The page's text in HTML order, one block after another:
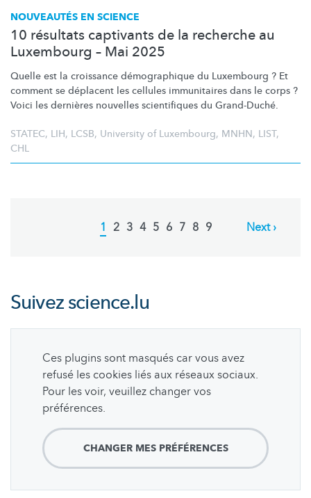
NOUVEAUTÉS EN SCIENCE
10 résultats captivants de la recherche au
Luxembourg – Mai 2025
Quelle est la croissance démographique du Luxembourg ? Et
comment se déplacent les cellules immunitaires dans le corps ?
Voici les dernières nouvelles scientifiques du Grand-Duché.
STATEC, LIH, LCSB, University of Luxembourg, MNHN, LIST,
CHL
Current
1 Page
2 Page
3 Page
4 Page
5 Page
6 Page
7 Page
8 Page
9
Next
Next ›
Suivezscience.lu
Ces plugins sont masqués car vous avez
refusé les cookies liés aux réseaux sociaux.
Pour les voir, veuillez changer vos
préférences.
CHANGER MES PRÉFÉRENCES